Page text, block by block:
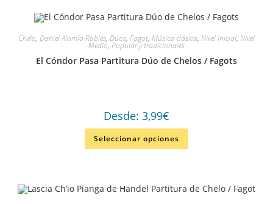
Chelo, Daniel Alomía Robles, Dúos, Fagot, Música clásica, Nivel Inicial, Nivel
Medio, Popular y tradicionales
El Cóndor Pasa Partitura Dúo de Chelos / Fagots
Desde: 3,99€
Seleccionar opciones